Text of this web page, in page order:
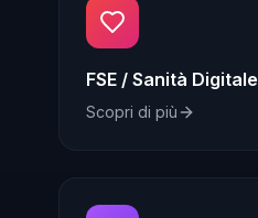
FSE / Sanità Digitale
Scopri di più